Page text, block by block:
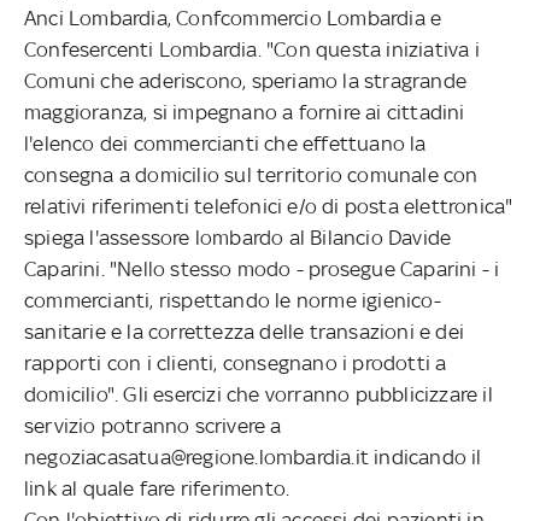
Anci Lombardia, Confcommercio Lombardia e
Confesercenti Lombardia. "Con questa iniziativa i
Comuni che aderiscono, speriamo la stragrande
maggioranza, si impegnano a fornire ai cittadini
l'elenco dei commercianti che effettuano la
consegna a domicilio sul territorio comunale con
relativi riferimenti telefonici e/o di posta elettronica"
spiega l'assessore lombardo al Bilancio Davide
Caparini. "Nello stesso modo - prosegue Caparini - i
commercianti, rispettando le norme igienico-
sanitarie e la correttezza delle transazioni e dei
rapporti con i clienti, consegnano i prodotti a
domicilio". Gli esercizi che vorranno pubblicizzare il
servizio potranno scrivere a
negoziacasatua@regione.lombardia.it indicando il
link al quale fare riferimento.